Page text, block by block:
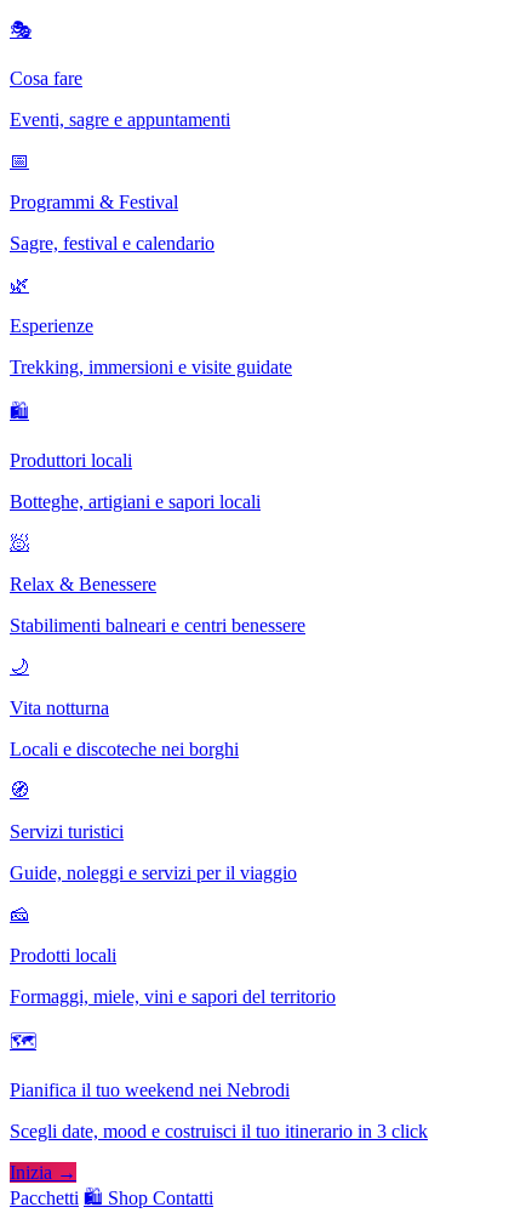
🎭
Cosa fare
Eventi, sagre e appuntamenti
📅
Programmi & Festival
Sagre, festival e calendario
🌿
Esperienze
Trekking, immersioni e visite guidate
🛍
Produttori locali
Botteghe, artigiani e sapori locali
🧖
Relax & Benessere
Stabilimenti balneari e centri benessere
🌙
Vita notturna
Locali e discoteche nei borghi
🧭
Servizi turistici
Guide, noleggi e servizi per il viaggio
🧀
Prodotti locali
Formaggi, miele, vini e sapori del territorio
🗺
Pianifica il tuo weekend nei Nebrodi
Scegli date, mood e costruisci il tuo itinerario in 3 click
Inizia →
Pacchetti 🛍️ Shop Contatti